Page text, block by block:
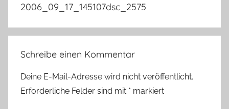
2006_09_17_145107dsc_2575
Schreibe einen Kommentar
Deine E-Mail-Adresse wird nicht veröffentlicht.
Erforderliche Felder sind mit * markiert